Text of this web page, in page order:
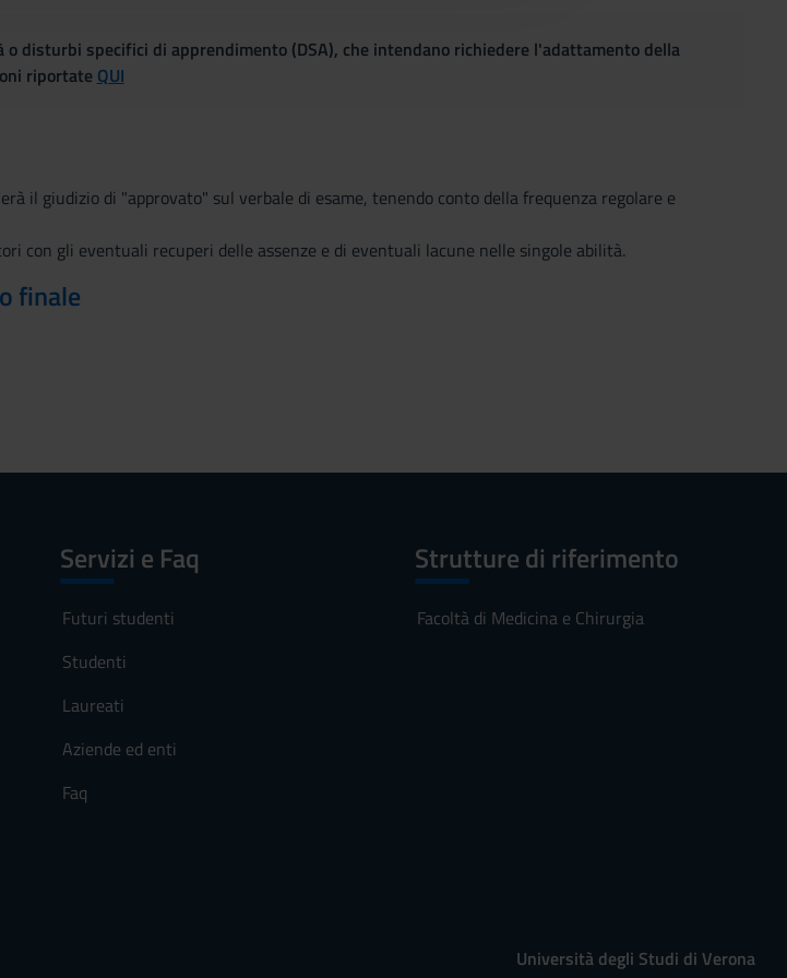
disturbi specifici di apprendimento (DSA), che intendano richiedere l'adattamento della
riportate QUI
il giudizio di "approvato" sul verbale di esame, tenendo conto della frequenza regolare e
con gli eventuali recuperi delle assenze e di eventuali lacune nelle singole abilità.
finale
Servizi e Faq
Futuri studenti
Studenti
Laureati
Aziende ed enti
Faq
Strutture di riferimento
Facoltà di Medicina e Chirurgia
Università degli Studi di Verona